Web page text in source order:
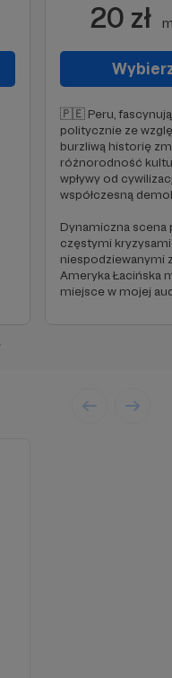
20 zł
🇵🇪 Peru,
politycznie ze
burzliwą historię
różnorodność
wpływy od
współczesną
Dynamiczna scena
częstymi
niespodziewanymi
Ameryka Łacińska
miejsce w mojej